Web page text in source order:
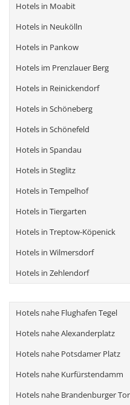
Hotels in Moabit
Hotels in Neukölln
Hotels in Pankow
Hotels im Prenzlauer Berg
Hotels in Reinickendorf
Hotels in Schöneberg
Hotels in Schönefeld
Hotels in Spandau
Hotels in Steglitz
Hotels in Tempelhof
Hotels in Tiergarten
Hotels in Treptow-Köpenick
Hotels in Wilmersdorf
Hotels in Zehlendorf
Hotels nahe Flughafen Tegel
Hotels nahe Alexanderplatz
Hotels nahe Potsdamer Platz
Hotels nahe Kurfürstendamm
Hotels nahe Brandenburger Tor